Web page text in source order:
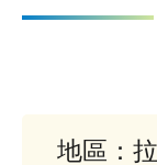
地區：